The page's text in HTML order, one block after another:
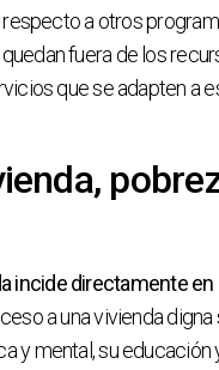
a otros
fuera de los
que se adapten a
incide directamente
a una vivienda
y mental, su educación